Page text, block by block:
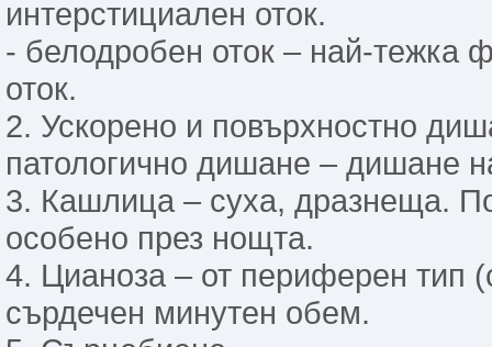
интерстициален оток.
- белодробен оток – най-тежка
оток.
2. Ускорено и повърхностно
патологично дишане – дишане
3. Кашлица – суха, дразнеща.
особено през нощта.
4. Цианоза – от периферен тип
сърдечен минутен обем.